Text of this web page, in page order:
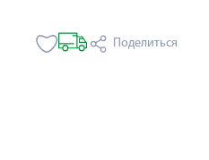
Поделиться